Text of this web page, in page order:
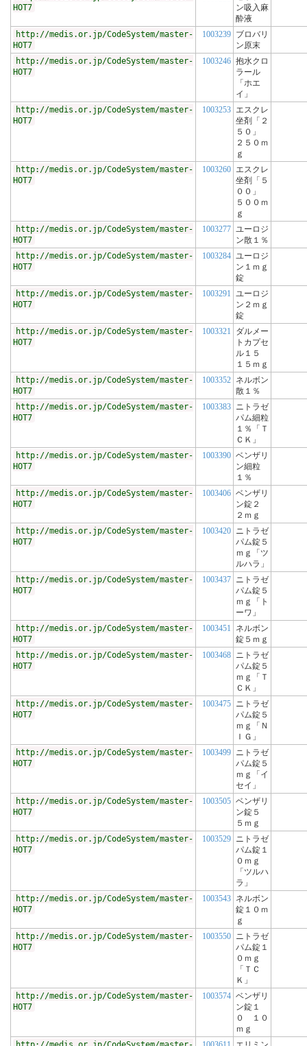
HOT7
ン吸入麻
酔液
http://medis.or.jp/CodeSystem/master-
HOT7
1003239 ブロバリ
ン原末
http://medis.or.jp/CodeSystem/master-
HOT7
1003246 抱水クロ
ラール
「ホエ
イ」
http://medis.or.jp/CodeSystem/master-
HOT7
1003253 エスクレ
坐剤「２
５０」
２５０ｍ
ｇ
http://medis.or.jp/CodeSystem/master-
HOT7
1003260 エスクレ
坐剤「５
００」
５００ｍ
ｇ
http://medis.or.jp/CodeSystem/master-
HOT7
1003277 ユーロジ
ン散１％
http://medis.or.jp/CodeSystem/master-
HOT7
1003284 ユーロジ
ン１ｍｇ
錠
http://medis.or.jp/CodeSystem/master-
HOT7
1003291 ユーロジ
ン２ｍｇ
錠
http://medis.or.jp/CodeSystem/master-
HOT7
1003321
ダルメー
トカプセ
ル１５
１５ｍｇ
http://medis.or.jp/CodeSystem/master-
HOT7
1003352 ネルボン
散１％
http://medis.or.jp/CodeSystem/master-
HOT7
1003383 ニトラゼ
パム細粒
１％「Ｔ
ＣＫ」
http://medis.or.jp/CodeSystem/master-
HOT7
1003390 ベンザリ
ン細粒
１％
http://medis.or.jp/CodeSystem/master-
HOT7
1003406 ベンザリ
ン錠２
２ｍｇ
http://medis.or.jp/CodeSystem/master-
HOT7
1003420 ニトラゼ
パム錠５
ｍｇ「ツ
ルハラ」
http://medis.or.jp/CodeSystem/master-
HOT7
1003437 ニトラゼ
パム錠５
ｍｇ「ト
ーワ」
http://medis.or.jp/CodeSystem/master-
HOT7
1003451
ネルボン
錠５ｍｇ
http://medis.or.jp/CodeSystem/master-
HOT7
1003468 ニトラゼ
パム錠５
ｍｇ「Ｔ
ＣＫ」
http://medis.or.jp/CodeSystem/master-
HOT7
1003475 ニトラゼ
パム錠５
ｍｇ「Ｎ
ＩＧ」
http://medis.or.jp/CodeSystem/master-
HOT7
1003499 ニトラゼ
パム錠５
ｍｇ「イ
セイ」
http://medis.or.jp/CodeSystem/master-
HOT7
1003505 ベンザリ
ン錠５
５ｍｇ
http://medis.or.jp/CodeSystem/master-
HOT7
1003529 ニトラゼ
パム錠１
０ｍｇ
「ツルハ
ラ」
http://medis.or.jp/CodeSystem/master-
HOT7
1003543 ネルボン
錠１０ｍ
ｇ
http://medis.or.jp/CodeSystem/master-
HOT7
1003550 ニトラゼ
パム錠１
０ｍｇ
「ＴＣ
Ｋ」
http://medis.or.jp/CodeSystem/master-
HOT7
1003574 ベンザリ
ン錠１
０ １０
ｍｇ